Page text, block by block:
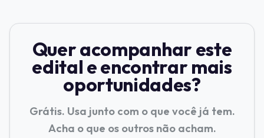
Quer acompanhar este
edital e encontrar mais
oportunidades?
Grátis. Usa junto com o que você já tem.
Acha o que os outros não acham.